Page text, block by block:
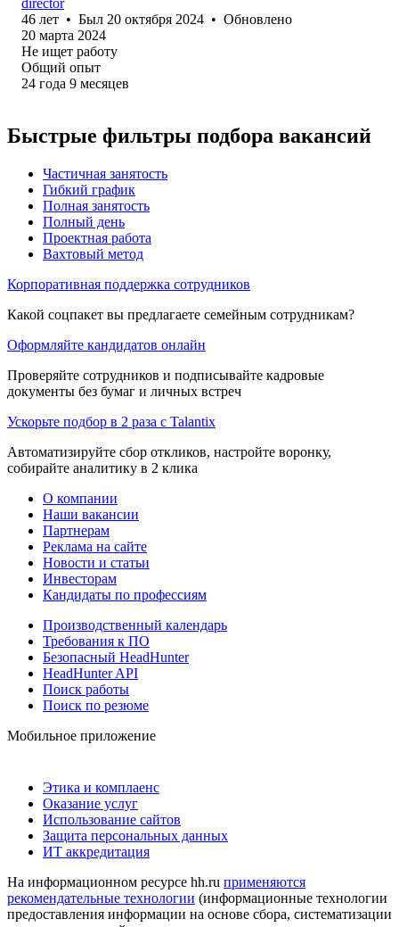
46 лет • Был 20 октября 2024 • Обновлено
20 марта 2024
Не ищет работу
Общий опыт
24 года 9 месяцев
Быстрые фильтры подбора вакансий
Частичная занятость
Гибкий график
Полная занятость
Полный день
Проектная работа
Вахтовый метод
Корпоративная поддержка сотрудников
Какой соцпакет вы предлагаете семейным сотрудникам?
Оформляйте кандидатов онлайн
Проверяйте сотрудников и подписывайте кадровые
документы без бумаг и личных встреч
Ускорьте подбор в 2 раза с Talantix
Автоматизируйте сбор откликов, настройте воронку,
собирайте аналитику в 2 клика
О компании
Наши вакансии
Партнерам
Реклама на сайте
Новости и статьи
Инвесторам
Кандидаты по профессиям
Производственный календарь
Требования к ПО
Безопасный HeadHunter
HeadHunter API
Поиск работы
Поиск по резюме
Мобильное приложение
Этика и комплаенс
Оказание услуг
Использование сайтов
Защита персональных данных
ИТ аккредитация
На информационном ресурсе hh.ru применяются
рекомендательные технологии (информационные технологии
предоставления информации на основе сбора, систематизации